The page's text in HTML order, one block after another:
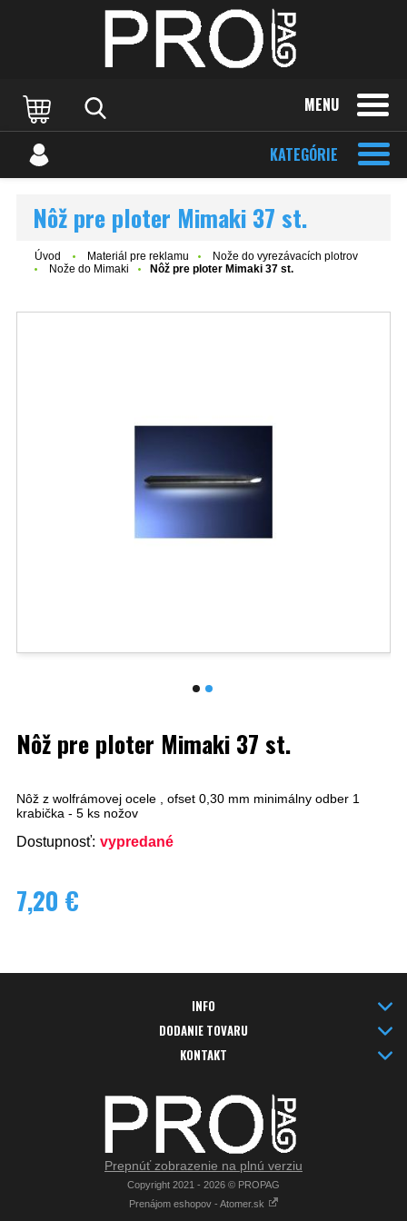
MENU
KATEGÓRIE
Nôž pre ploter Mimaki 37 st.
Úvod Materiál pre reklamu
Nože do vyrezávacích plotrov
Nože do Mimaki
Nôž pre ploter Mimaki 37 st.
Nôž pre ploter Mimaki 37 st.
Nôž z wolfrámovej ocele , ofset 0,30 mm minimálny odber 1
krabička - 5 ks nožov
Dostupnosť: vypredané
7,20 €
INFO
DODANIE TOVARU
KONTAKT
Prepnúť zobrazenie na plnú verziu
Copyright 2021 - 2026 © PROPAG
Prenájom eshopov - Atomer.sk